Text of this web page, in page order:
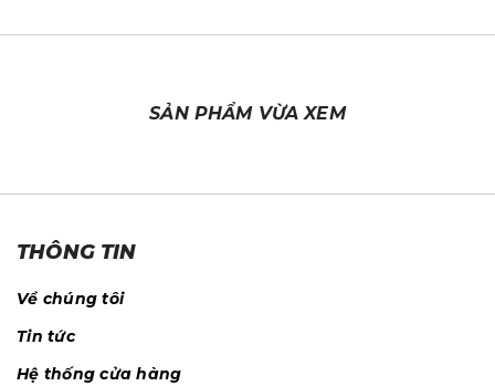
SẢN PHẨM VỪA XEM
THÔNG TIN
Về chúng tôi
Tin tức
Hệ thống cửa hàng